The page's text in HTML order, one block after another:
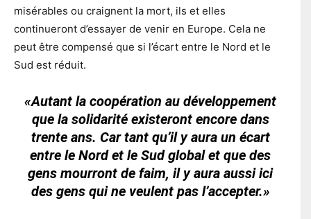
misérables ou craignent la mort, ils et elles
continueront d’essayer de venir en Europe. Cela ne
peut être compensé que si l’écart entre le Nord et le
Sud est réduit.
«Autant la coopération au développement
que la solidarité existeront encore dans
trente ans. Car tant qu’il y aura un écart
entre le Nord et le Sud global et que des
gens mourront de faim, il y aura aussi ici
des gens qui ne veulent pas l’accepter.»